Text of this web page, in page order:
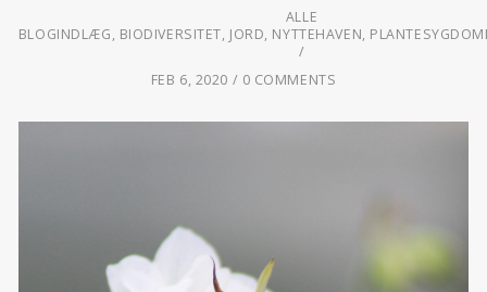
ALLE
BLOGINDLÆG, BIODIVERSITET, JORD, NYTTEHAVEN,
FEB 6, 2020 0 COMMENTS